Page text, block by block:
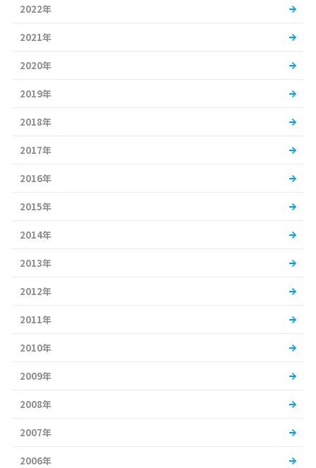
2022年
2021年
2020年
2019年
2018年
2017年
2016年
2015年
2014年
2013年
2012年
2011年
2010年
2009年
2008年
2007年
2006年